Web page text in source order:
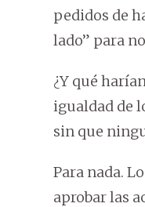
pedidos de
lado” para
¿Y qué
igualdad de
sin que
Para nada.
aprobar las